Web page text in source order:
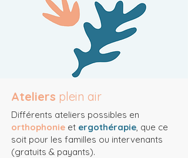
Ateliers plein air
Différents ateliers possibles en
orthophonie et ergothérapie, que ce
soit pour les familles ou intervenants
(gratuits & payants).